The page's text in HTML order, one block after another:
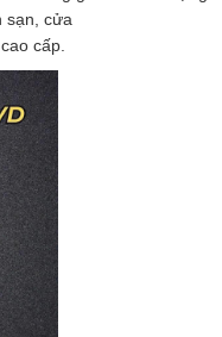
sạn, cửa
cấp.